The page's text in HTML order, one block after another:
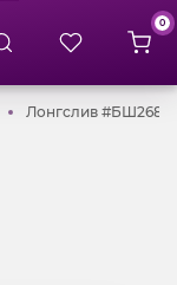
0
Все товары
Лонгслив